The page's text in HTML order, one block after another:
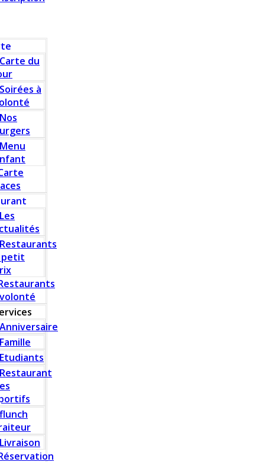
Carte du
Soirées à
Nos
Menu
Les
Restaurants
petit
Anniversaire
Famille
Etudiants
Restaurant
flunch
Livraison